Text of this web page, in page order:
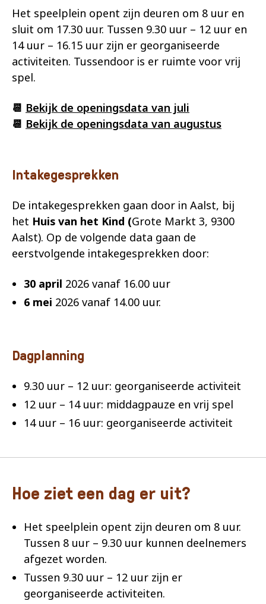
Het speelplein opent zijn deuren om 8 uur en
sluit om 17.30 uur. Tussen 9.30 uur – 12 uur en
14 uur – 16.15 uur zijn er georganiseerde
activiteiten. Tussendoor is er ruimte voor vrij
spel.
📆 Bekijk de openingsdata van juli
📆 Bekijk de openingsdata van augustus
Intakegesprekken
De intakegesprekken gaan door in Aalst, bij
het Huis van het Kind (Grote Markt 3, 9300
Aalst). Op de volgende data gaan de
eerstvolgende intakegesprekken door:
30 april 2026 vanaf 16.00 uur
6 mei 2026 vanaf 14.00 uur.
Dagplanning
9.30 uur – 12 uur: georganiseerde activiteit
12 uur – 14 uur: middagpauze en vrij spel
14 uur – 16 uur: georganiseerde activiteit
Hoe ziet een dag er uit?
Het speelplein opent zijn deuren om 8 uur.
Tussen 8 uur – 9.30 uur kunnen deelnemers
afgezet worden.
Tussen 9.30 uur – 12 uur zijn er
georganiseerde activiteiten.